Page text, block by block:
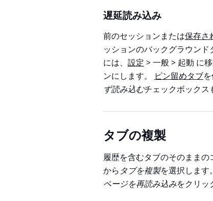
遅延読み込み
前のセッションまたは保存さ
ッションのバックグラウン
には、 設定 > 一般 > 起動 に移
ンにします。
ピン留めタブ
ず読み込むチェックボックス
タブの複製
履歴を含むタブのそのまま
から タブを複製を選択します
ページを再読み込みをクリッ